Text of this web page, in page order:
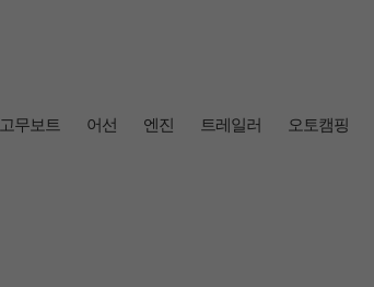
고무보트 어선 엔진 트레일러 오토캠핑